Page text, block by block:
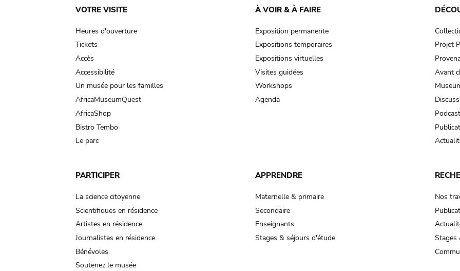
Main
navigation
VOTRE VISITE
Heures d'ouverture
Tickets
Accès
Accessibilité
Un musée pour les familles
AfricaMuseumQuest
AfricaShop
Bistro Tembo
Le parc
À VOIR & À FAIRE
Exposition permanente
Expositions temporaires
Expositions virtuelles
Visites guidées
Workshops
Agenda
Projet
Avant
PARTICIPER
La science citoyenne
Scientifiques en résidence
Artistes en résidence
Journalistes en résidence
Bénévoles
Soutenez le musée
APPRENDRE
Maternelle & primaire
Secondaire
Enseignants
Stages & séjours d'étude
Nos
Stages